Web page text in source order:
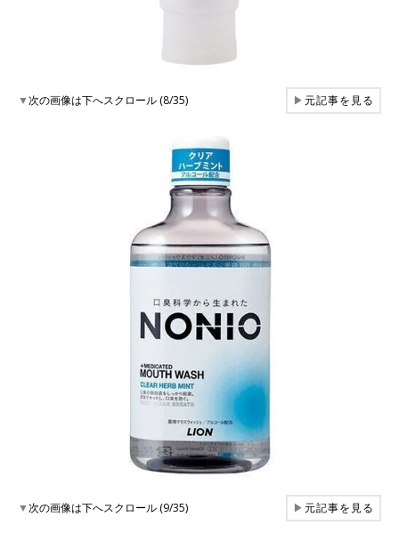
▼次の画像は下へスクロール (8/35) ▶元記事を見る
▼次の画像は下へスクロール (9/35) ▶元記事を見る